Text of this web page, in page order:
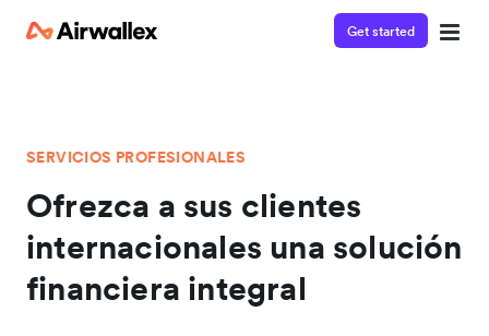
Get started
SERVICIOS PROFESIONALES
Ofrezca a sus clientes
internacionales una solución
financiera integral